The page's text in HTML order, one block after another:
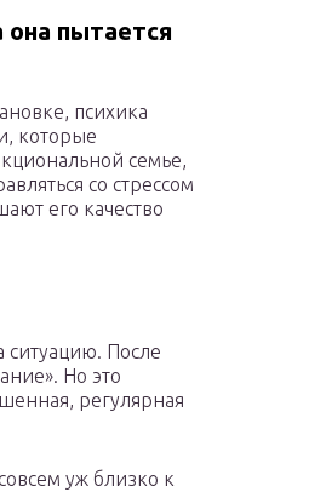
пытается
психика
которые
семье,
со стрессом
его качество
ситуацию. После
Но это
регулярная
уж близко к